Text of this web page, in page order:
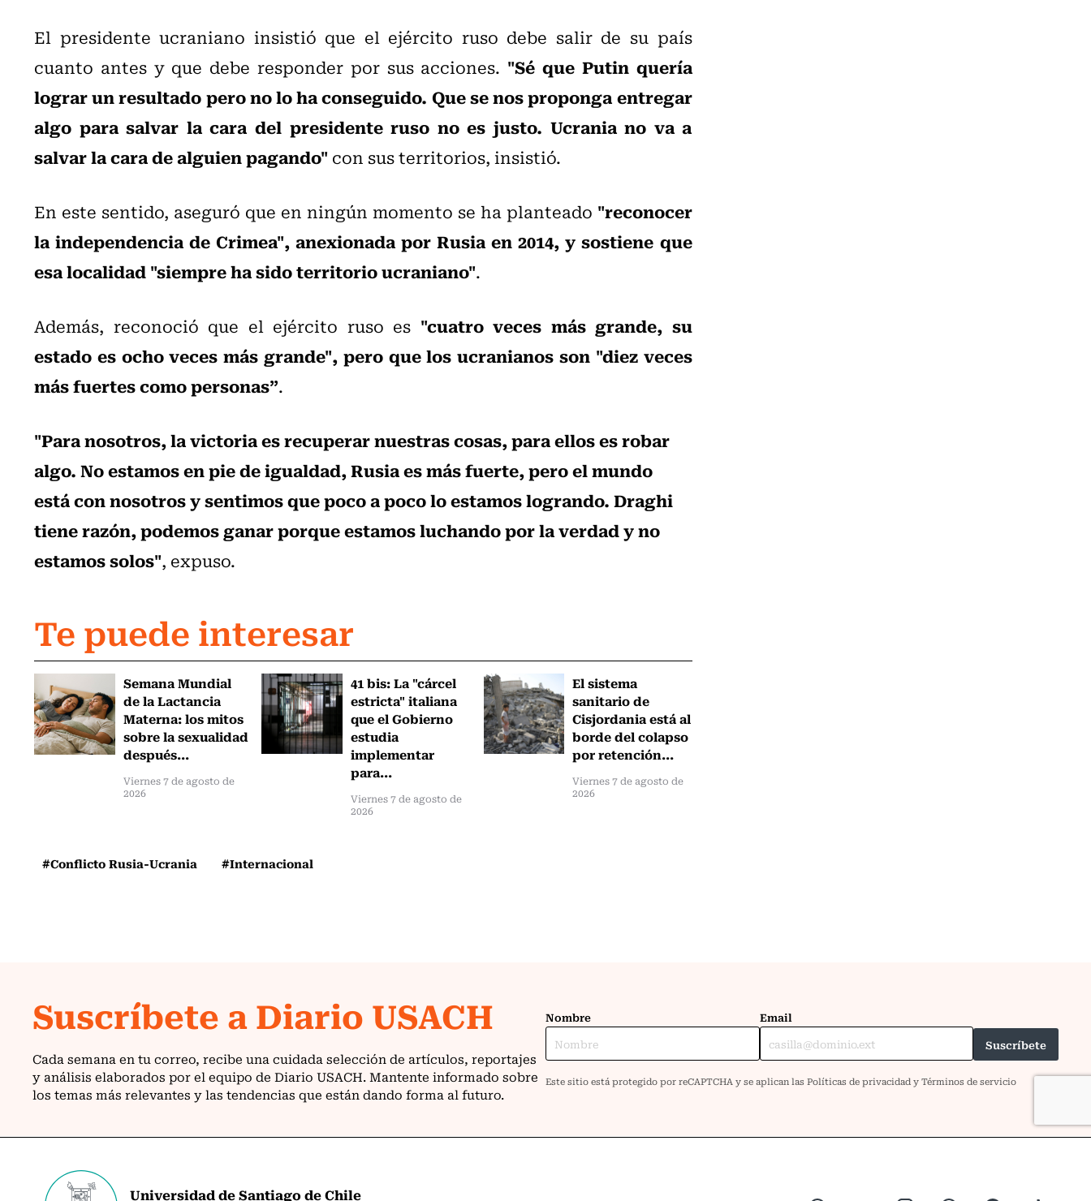
El presidente ucraniano insistió que el ejército ruso debe salir de su país
cuanto antes y que debe responder por sus acciones. "Sé que Putin quería
lograr un resultado pero no lo ha conseguido. Que se nos proponga entregar
algo para salvar la cara del presidente ruso no es justo. Ucrania no va a
salvar la cara de alguien pagando" con sus territorios, insistió.
En este sentido, aseguró que en ningún momento se ha planteado "reconocer
la independencia de Crimea", anexionada por Rusia en 2014, y sostiene que
esa localidad "siempre ha sido territorio ucraniano".
Además, reconoció que el ejército ruso es "cuatro veces más grande, su
estado es ocho veces más grande", pero que los ucranianos son "diez veces
más fuertes como personas”.
"Para nosotros, la victoria es recuperar nuestras cosas, para ellos es robar
algo. No estamos en pie de igualdad, Rusia es más fuerte, pero el mundo
está con nosotros y sentimos que poco a poco lo estamos logrando. Draghi
tiene razón, podemos ganar porque estamos luchando por la verdad y no
estamos solos", expuso.
Te puede interesar
Semana Mundial
de la Lactancia
Materna: los mitos
sobre la sexualidad
después...
Viernes 7 de agosto de
2026
41 bis: La "cárcel
estricta" italiana
que el Gobierno
estudia
implementar
para...
Viernes 7 de agosto de
2026
El sistema
sanitario de
Cisjordania está al
borde del colapso
por retención...
Viernes 7 de agosto de
2026
#Conflicto Rusia-Ucrania #Internacional
Universidad de Santiago de Chile